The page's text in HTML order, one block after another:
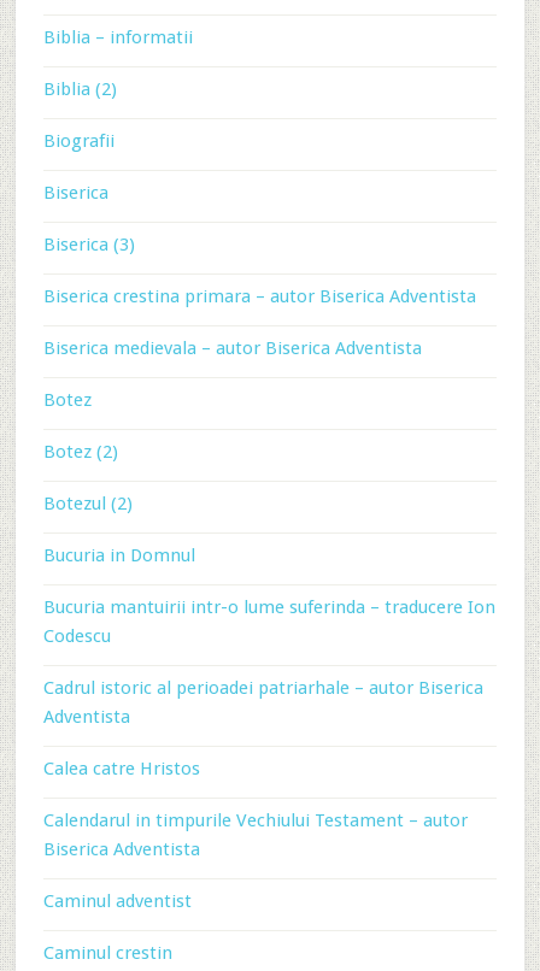
Biblia – informatii
Biblia (2)
Biografii
Biserica
Biserica (3)
Biserica crestina primara – autor Biserica Adventista
Biserica medievala – autor Biserica Adventista
Botez
Botez (2)
Botezul (2)
Bucuria in Domnul
Bucuria mantuirii intr-o lume suferinda – traducere Ion
Codescu
Cadrul istoric al perioadei patriarhale – autor Biserica
Adventista
Calea catre Hristos
Calendarul in timpurile Vechiului Testament – autor
Biserica Adventista
Caminul adventist
Caminul crestin